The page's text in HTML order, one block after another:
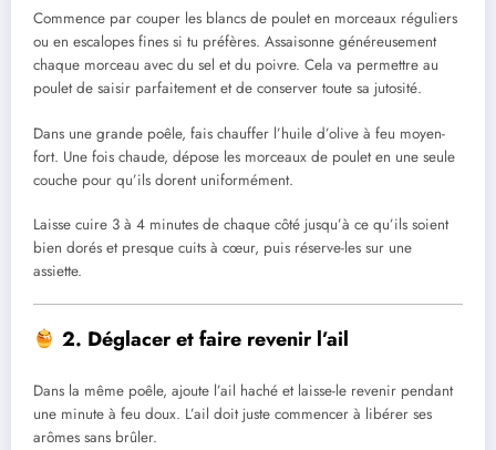
Commence par couper les blancs de poulet en morceaux réguliers
ou en escalopes fines si tu préfères. Assaisonne généreusement
chaque morceau avec du sel et du poivre. Cela va permettre au
poulet de saisir parfaitement et de conserver toute sa jutosité.
Dans une grande poêle, fais chauffer l’huile d’olive à feu moyen-
fort. Une fois chaude, dépose les morceaux de poulet en une seule
couche pour qu’ils dorent uniformément.
Laisse cuire 3 à 4 minutes de chaque côté jusqu’à ce qu’ils soient
bien dorés et presque cuits à cœur, puis réserve-les sur une
assiette.
2. Déglacer et faire revenir l’ail
Dans la même poêle, ajoute l’ail haché et laisse-le revenir pendant
une minute à feu doux. L’ail doit juste commencer à libérer ses
arômes sans brûler.